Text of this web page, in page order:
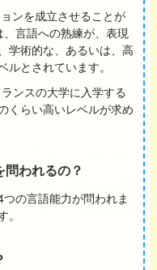
ンを成立させることが
言語への熟練が、表現
学術的な、あるいは、高
とされています。
ンスの大学に入学する
くらい高いレベルが求め
われるの？
の言語能力が問われま